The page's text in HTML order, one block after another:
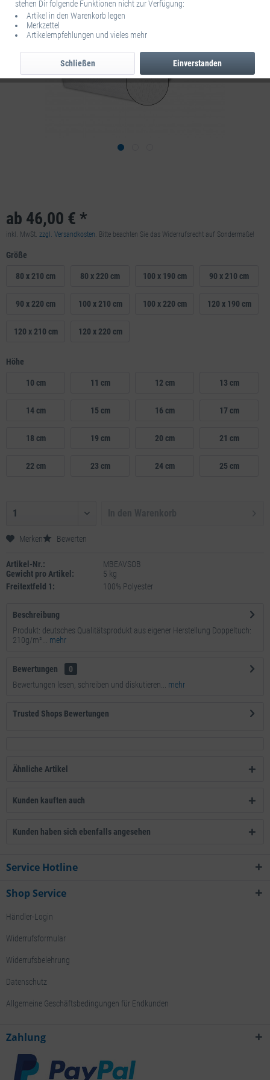
ab 46,00 € *
inkl. MwSt. zzgl. Versandkosten. Bitte beachten Sie das Widerrufsrecht auf Sondermaße!
Größe
80 x 210 cm 80 x 220 cm 100 x 190 cm 90 x 210 cm
90 x 220 cm 100 x 210 cm 100 x 220 cm 120 x 190 cm
120 x 210 cm 120 x 220 cm
Höhe
10 cm 11 cm 12 cm 13 cm
14 cm 15 cm 16 cm 17 cm
18 cm 19 cm 20 cm 21 cm
22 cm 23 cm 24 cm 25 cm
Merken Bewerten
Artikel-Nr.:
MBEAVSOB
Gewicht pro Artikel:
5 kg
Freitextfeld 1:
100% Polyester
Beschreibung
Produkt: deutsches Qualitätsprodukt aus eigener Herstellung Doppeltuch:
210g/m²...
mehr
Bewertungen
0
Bewertungen lesen, schreiben und diskutieren...
mehr
Trusted Shops Bewertungen
Ähnliche Artikel
Kunden kauften auch
Kunden haben sich ebenfalls angesehen
Service Hotline
Shop Service
Händler-Login
Widerrufsformular
Widerrufsbelehrung
Datenschutz
Allgemeine Geschäftsbedingungen für Endkunden
Zahlung
stehen Dir folgende Funktionen nicht zur Verfügung:
Artikel in den Warenkorb legen
Merkzettel
Artikelempfehlungen und vieles mehr
Einverstanden
Schließen